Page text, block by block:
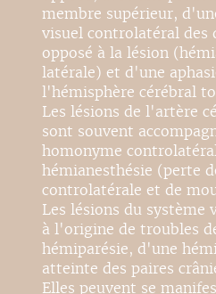
membre supérieur,
visuel controlatéral des
opposé à la lésion
latérale) et d'une
l'hémisphère cérébral
Les lésions de l'artère
sont souvent
homonyme
hémianesthésie (perte
controlatérale et de
Les lésions du
à l'origine de troubles
hémiparésie, d'une
atteinte des paires
Elles peuvent se